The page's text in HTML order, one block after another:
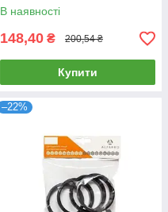
В наявності
148,40 ₴ 200,54 ₴
Купити
–22%